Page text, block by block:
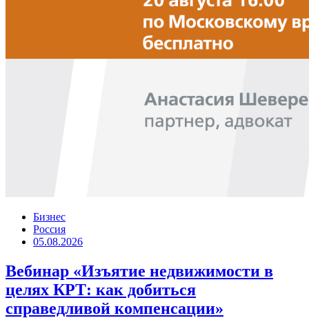
Бизнес
Россия
05.08.2026
Вебинар «Изъятие недвижимости в
целях КРТ: как добиться
справедливой компенсации»